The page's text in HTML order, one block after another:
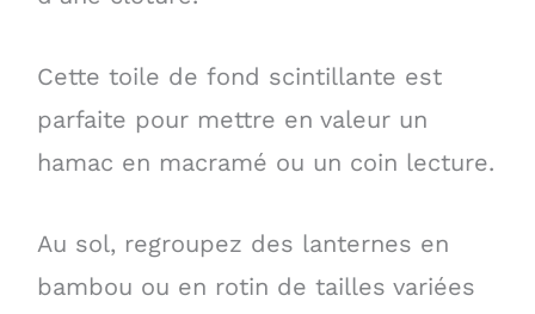
Cette toile de fond scintillante est
parfaite pour mettre en valeur un
hamac en macramé ou un coin lecture.
Au sol, regroupez des lanternes en
bambou ou en rotin de tailles variées